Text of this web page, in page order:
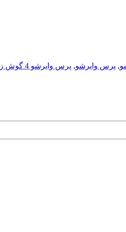
, پرس وایرشو, پرس وایرشو 4 گوش زن